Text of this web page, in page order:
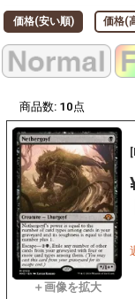
価格(安い順) 価格(
商品数: 10 点